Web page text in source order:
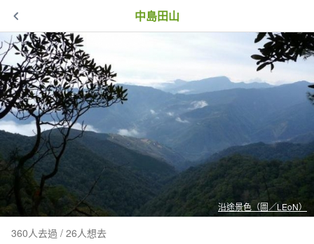
中島田山
沿途景色（圖／LEoN）
360人去過 / 26人想去